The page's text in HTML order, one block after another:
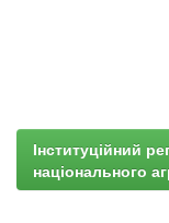
Інституційний
національного